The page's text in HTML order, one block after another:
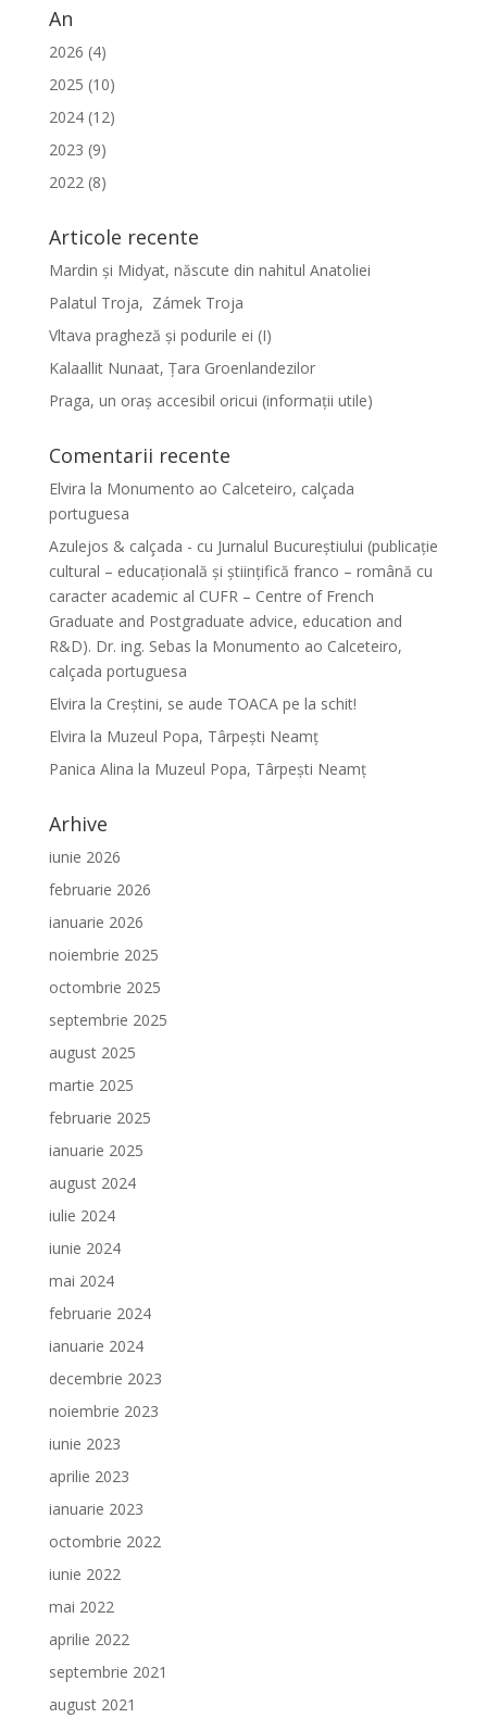
An
2026 (4)
2025 (10)
2024 (12)
2023 (9)
2022 (8)
Articole recente
Mardin și Midyat, născute din nahitul Anatoliei
Palatul Troja, Zámek Troja
Vltava pragheză și podurile ei (I)
Kalaallit Nunaat, Țara Groenlandezilor
Praga, un oraș accesibil oricui (informații utile)
Comentarii recente
Elvira la Monumento ao Calceteiro, calçada
portuguesa
Azulejos & calçada - cu Jurnalul Bucureștiului (publicație
cultural – educațională și științifică franco – română cu
caracter academic al CUFR – Centre of French
Graduate and Postgraduate advice, education and
R&D). Dr. ing. Sebas la Monumento ao Calceteiro,
calçada portuguesa
Elvira la Creştini, se aude TOACA pe la schit!
Elvira la Muzeul Popa, Târpeşti Neamţ
Panica Alina la Muzeul Popa, Târpeşti Neamţ
Arhive
iunie 2026
februarie 2026
ianuarie 2026
noiembrie 2025
octombrie 2025
septembrie 2025
august 2025
martie 2025
februarie 2025
ianuarie 2025
august 2024
iulie 2024
iunie 2024
mai 2024
februarie 2024
ianuarie 2024
decembrie 2023
noiembrie 2023
iunie 2023
aprilie 2023
ianuarie 2023
octombrie 2022
iunie 2022
mai 2022
aprilie 2022
septembrie 2021
august 2021